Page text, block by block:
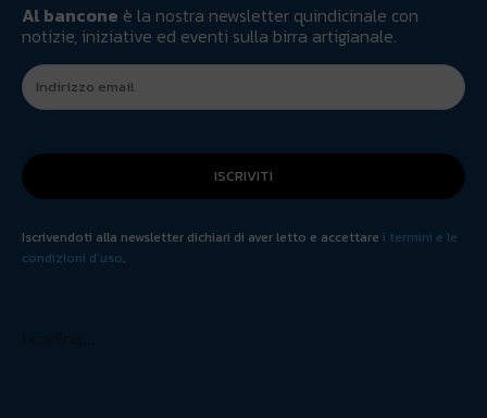
Al bancone è la nostra newsletter quindicinale con
notizie, iniziative ed eventi sulla birra artigianale.
ISCRIVITI
Iscrivendoti alla newsletter dichiari di aver letto e accettare i termini e le
condizioni d'uso.